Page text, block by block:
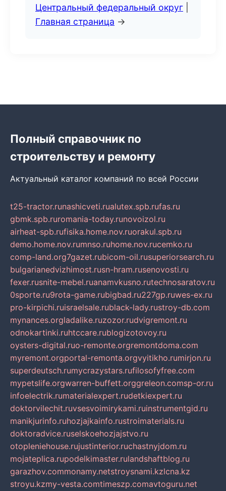
Центральный федеральный округ
Главная страница →
Полный справочник по
строительству и ремонту
Актуальный каталог компаний по всей России
t25-tractor.runashicveti.rualutex.spb.rufas.ru
gbmk.spb.ruromania-today.runovoizol.ru
airheat-spb.rufisika.home.nov.ruorakul.spb.ru
demo.home.nov.rumnso.ruhome.nov.rucemko.ru
comp-land.org7gazet.rubicom-oil.rusuperiorsearch.ru
bulgarianedvizhimost.rusn-hram.rusenovosti.ru
fexer.rusnite-mebel.ruanamvkusno.rutechnosaratov.ru
0sporte.ru9rota-game.rubigbad.ru227gp.ruwes-ex.ru
pro-kirpichi.ruisraelsale.rublack-lady.rustroy-db.com
mynances.orgladalike.ruzozor.rudvigremont.ru
odnokartinki.ruhtccare.rublogizotovoy.ru
oysters-digital.ruo-remonte.orgremontdoma.com
myremont.orgportal-remonta.orgvyitikho.rumirjon.ru
superdeutsch.rumycrazystars.rufilosofyfree.com
mypetslife.orgwarren-buffett.orggreleon.comsp-or.ru
infoelectrik.rumaterialexpert.rudetkiexpert.ru
doktorvilechit.ruvsesvoimirykami.ruinstrumentgid.ru
manikjurinfo.ruhozjajkainfo.rustroimaterials.ru
doktoradvice.ruselskoehozjajstvo.ru
otopleniehouse.rujustinterior.ruchastnyjdom.ru
mojateplica.rupodelkimaster.rulandshaftblog.ru
garazhov.commonamy.netstroysnami.kzlcna.kz
stroyu.kzmy-vesta.comtimeszp.comavtoguru.net